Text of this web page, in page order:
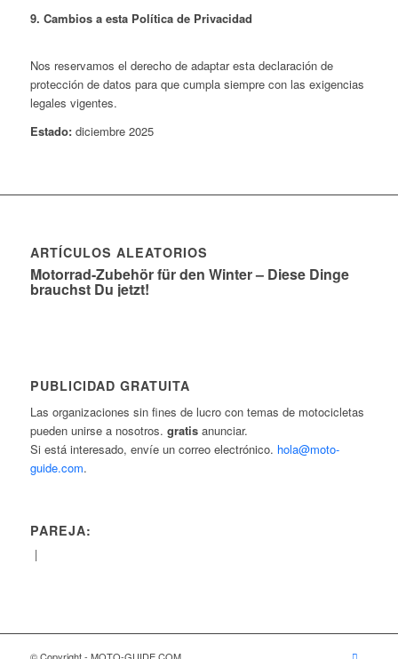
9. Cambios a esta Política de Privacidad
Nos reservamos el derecho de adaptar esta declaración de
protección de datos para que cumpla siempre con las exigencias
legales vigentes.
Estado:diciembre 2025
ARTÍCULOS ALEATORIOS
Motorrad-Zubehör für den Winter – Diese Dinge
brauchst Du jetzt!
PUBLICIDAD GRATUITA
Las organizaciones sin fines de lucro con temas de motocicletas
pueden unirse a nosotros. gratisanunciar.
Si está interesado, envíe un correo electrónico. hola@moto-
guide.com.
PAREJA:
|